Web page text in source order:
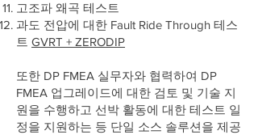
고조파 왜곡 테스트
과도 전압에 대한 Fault Ride Through 테스
트 GVRT + ZERODIP
또한 DP FMEA 실무자와 협력하여 DP
FMEA 업그레이드에 대한 검토 및 기술 지
원을 수행하고 선박 활동에 대한 테스트 일
정을 지원하는 등 단일 소스 솔루션을 제공